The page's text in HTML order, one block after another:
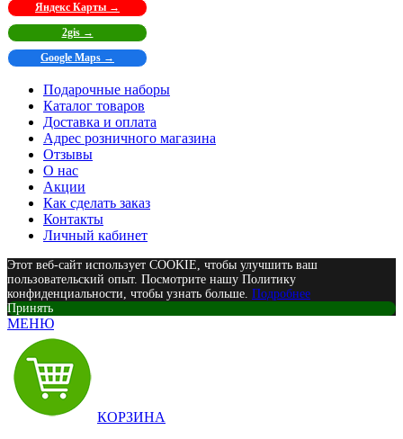
Яндекс Карты →
2gis →
Google Maps →
Подарочные наборы
Каталог товаров
Доставка и оплата
Адрес розничного магазина
Отзывы
О нас
Акции
Как сделать заказ
Контакты
Личный кабинет
Этот веб-сайт использует COOKIE, чтобы улучшить ваш
пользовательский опыт. Посмотрите нашу Политику
конфиденциальности, чтобы узнать больше. Подробнее
Принять
МЕНЮ
КОРЗИНА